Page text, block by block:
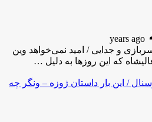
و جدایی / امید نمی‌خواهد وین
که این روزها به دلیل …